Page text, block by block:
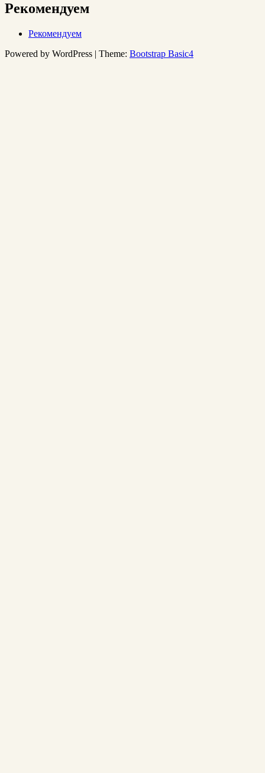
Рекомендуем
Рекомендуем
Powered by WordPress | Theme: Bootstrap Basic4